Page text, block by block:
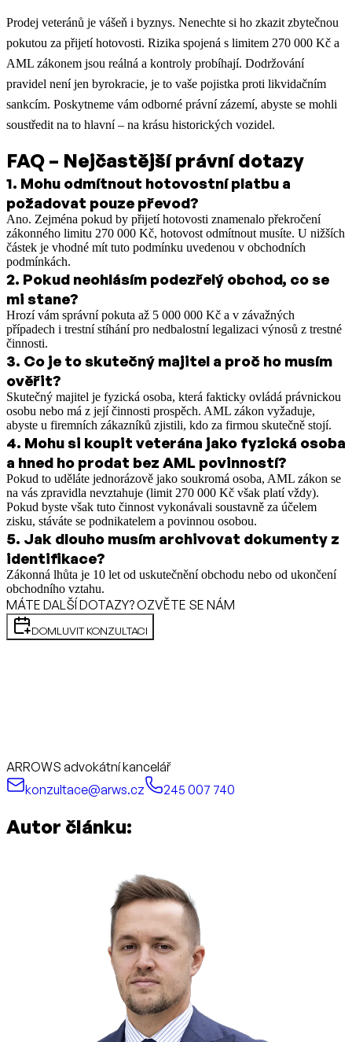
Prodej veteránů je vášeň i byznys. Nenechte si ho zkazit zbytečnou
pokutou za přijetí hotovosti. Rizika spojená s limitem 270 000 Kč a
AML zákonem jsou reálná a kontroly probíhají. Dodržování
pravidel není jen byrokracie, je to vaše pojistka proti likvidačním
sankcím. Poskytneme vám odborné právní zázemí, abyste se mohli
soustředit na to hlavní – na krásu historických vozidel.
FAQ – Nejčastější právní dotazy
1. Mohu odmítnout hotovostní platbu a
požadovat pouze převod?
Ano. Zejména pokud by přijetí hotovosti znamenalo překročení
zákonného limitu 270 000 Kč, hotovost odmítnout musíte. U nižších
částek je vhodné mít tuto podmínku uvedenou v obchodních
podmínkách.
2. Pokud neohlásím podezřelý obchod, co se
mi stane?
Hrozí vám správní pokuta až 5 000 000 Kč a v závažných
případech i trestní stíhání pro nedbalostní legalizaci výnosů z trestné
činnosti.
3. Co je to skutečný majitel a proč ho musím
ověřit?
Skutečný majitel je fyzická osoba, která fakticky ovládá právnickou
osobu nebo má z její činnosti prospěch. AML zákon vyžaduje,
abyste u firemních zákazníků zjistili, kdo za firmou skutečně stojí.
4. Mohu si koupit veterána jako fyzická osoba
a hned ho prodat bez AML povinností?
Pokud to uděláte jednorázově jako soukromá osoba, AML zákon se
na vás zpravidla nevztahuje (limit 270 000 Kč však platí vždy).
Pokud byste však tuto činnost vykonávali soustavně za účelem
zisku, stáváte se podnikatelem a povinnou osobou.
5. Jak dlouho musím archivovat dokumenty z
identifikace?
Zákonná lhůta je 10 let od uskutečnění obchodu nebo od ukončení
obchodního vztahu.
MÁTE DALŠÍ DOTAZY? OZVĚTE SE NÁM
DOMLUVIT KONZULTACI
ARROWS advokátní kancelář
konzultace@arws.cz
245 007 740
Autor článku: